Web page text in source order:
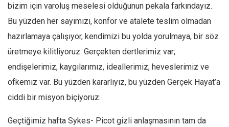
Manzara
Hayat
Türkiye
Siyaset
bizim için varoluş meselesi olduğunun pekala farkındayız.
Bu yüzden her sayımızı, konfor ve atalete teslim olmadan
hazırlamaya çalışıyor, kendimizi bu yolda yorulmaya, bir söz
üretmeye kilitliyoruz. Gerçekten dertlerimiz var;
endişelerimiz, kaygılarımız, ideallerimiz, heveslerimiz ve
öfkemiz var. Bu yüzden kararlıyız, bu yüzden Gerçek Hayat’a
ciddi bir misyon biçiyoruz.
Geçtiğimiz hafta Sykes- Picot gizli anlaşmasının tam da